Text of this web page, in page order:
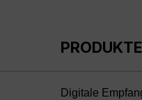
PRODUKTE
Digitale